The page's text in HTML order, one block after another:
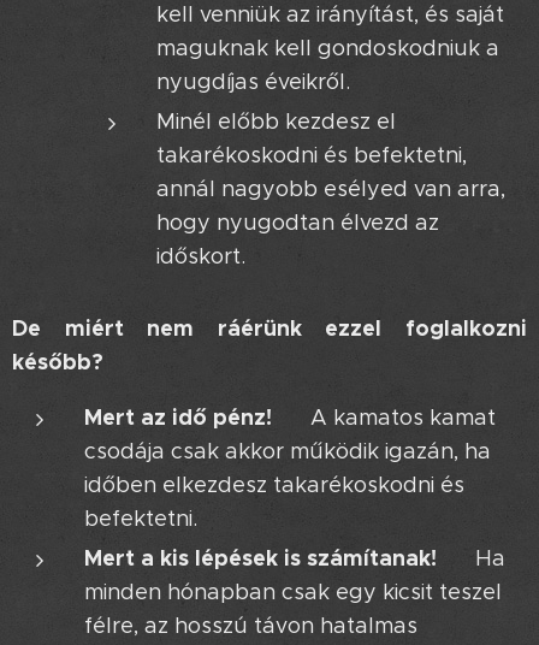
kell venniük az irányítást, és saját
maguknak kell gondoskodniuk a
nyugdíjas éveikről.
Minél előbb kezdesz el
takarékoskodni és befektetni,
annál nagyobb esélyed van arra,
hogy nyugodtan élvezd az
időskort.
De miért nem ráérünk ezzel foglalkozni
később? 🤔
Mert az idő pénz! ⏳ A kamatos kamat
csodája csak akkor működik igazán, ha
időben elkezdesz takarékoskodni és
befektetni.
Mert a kis lépések is számítanak! 💪 Ha
minden hónapban csak egy kicsit teszel
félre, az hosszú távon hatalmas